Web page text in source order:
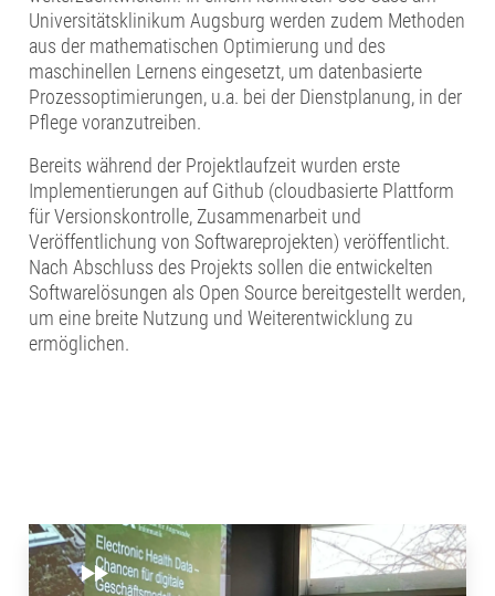
Universitätsklinikum Augsburg werden zudem Methoden
aus der mathematischen Optimierung und des
maschinellen Lernens eingesetzt, um datenbasierte
Prozessoptimierungen, u.a. bei der Dienstplanung, in der
Pflege voranzutreiben.
Bereits während der Projektlaufzeit wurden erste
Implementierungen auf Github (cloudbasierte Plattform
für Versionskontrolle, Zusammenarbeit und
Veröffentlichung von Softwareprojekten) veröffentlicht.
Nach Abschluss des Projekts sollen die entwickelten
Softwarelösungen als Open Source bereitgestellt werden,
um eine breite Nutzung und Weiterentwicklung zu
ermöglichen.